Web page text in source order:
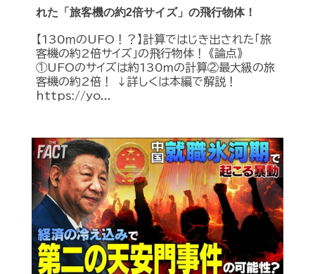
れた「旅客機の約2倍サイズ」の飛行物体！
【130ｍのUFO！？】計算ではじき出された「旅
客機の約2倍サイズ」の飛行物体！ 《論点》
①UFOのサイズは約130ｍの計算②最大級の旅
客機の約2倍！ ↓詳しくは本編で解説！
https://yo...